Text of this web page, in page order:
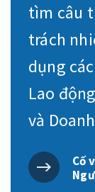
tìm câu
trách
dụng
Lao
và
Cố